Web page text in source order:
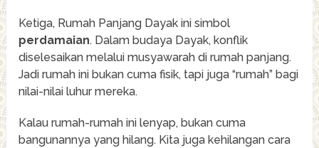
Ketiga, Rumah Panjang Dayak ini simbol
perdamaian. Dalam budaya Dayak, konflik
diselesaikan melalui musyawarah di rumah panjang.
Jadi rumah ini bukan cuma fisik, tapi juga “rumah” bagi
nilai-nilai luhur mereka.
Kalau rumah-rumah ini lenyap, bukan cuma
bangunannya yang hilang. Kita juga kehilangan cara